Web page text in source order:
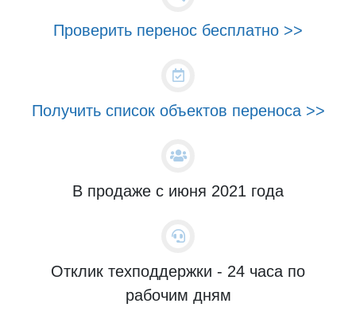
Проверить перенос бесплатно >>
Получить список объектов переноса >>
В продаже с июня 2021 года
Отклик техподдержки - 24 часа по
рабочим дням